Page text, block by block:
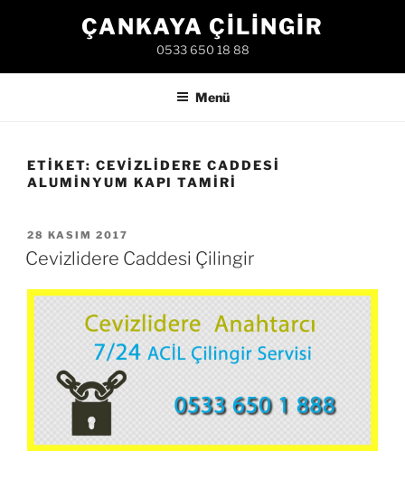
ÇANKAYA ÇILINGIR
0533 650 18 88
Menü
ETIKET: CEVIZLIDERE CADDESI
ALUMINYUM KAPI TAMIRI
YAYIM
TARIHI
28 KASIM 2017
Cevizlidere Caddesi Çilingir